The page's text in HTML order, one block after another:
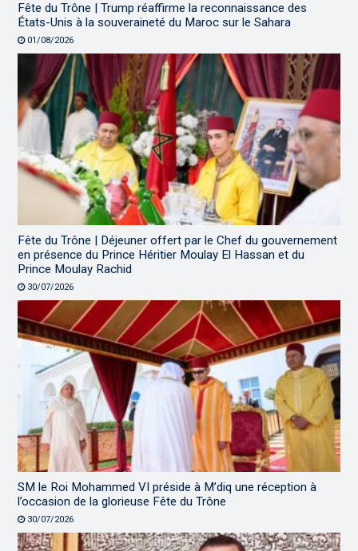
Fête du Trône | Trump réaffirme la reconnaissance des
États-Unis à la souveraineté du Maroc sur le Sahara
01/08/2026
Fête du Trône | Déjeuner offert par le Chef du gouvernement
en présence du Prince Héritier Moulay El Hassan et du
Prince Moulay Rachid
30/07/2026
SM le Roi Mohammed VI préside à M’diq une réception à
l’occasion de la glorieuse Fête du Trône
30/07/2026